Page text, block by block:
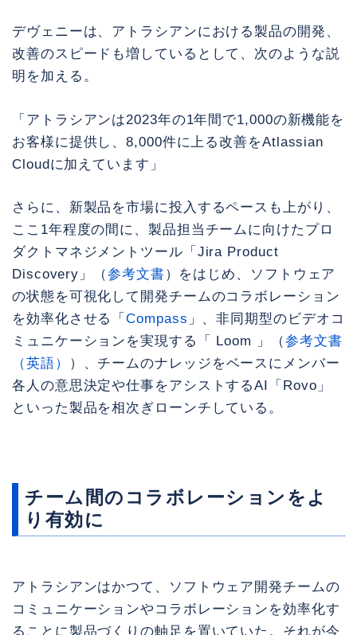
デヴェニーは、アトラシアンにおける製品の開発、
改善のスピードも増しているとして、次のような説
明を加える。
「アトラシアンは2023年の1年間で1,000の新機能を
お客様に提供し、8,000件に上る改善をAtlassian
Cloudに加えています」
さらに、新製品を市場に投入するペースも上がり、
ここ1年程度の間に、製品担当チームに向けたプロ
ダクトマネジメントツール「Jira Product
Discovery」（参考文書）をはじめ、ソフトウェア
の状態を可視化して開発チームのコラボレーション
を効率化させる「Compass 」、非同期型のビデオコ
ミュニケーションを実現する「 Loom 」（参考文書
（英語）
）、チームのナレッジをベースにメンバー
各人の意思決定や仕事をアシストするAI「Rovo」
といった製品を相次ぎローンチしている。
チーム間のコラボレーションをよ
り有効に
アトラシアンはかつて、ソフトウェア開発チームの
コミュニケーションやコラボレーションを効率化す
ることに製品づくりの軸足を置いていた。それが今